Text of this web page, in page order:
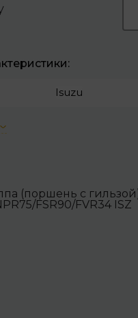
Isuzu
(поршень с гильзой)
FSR90/FVR34 ISZ